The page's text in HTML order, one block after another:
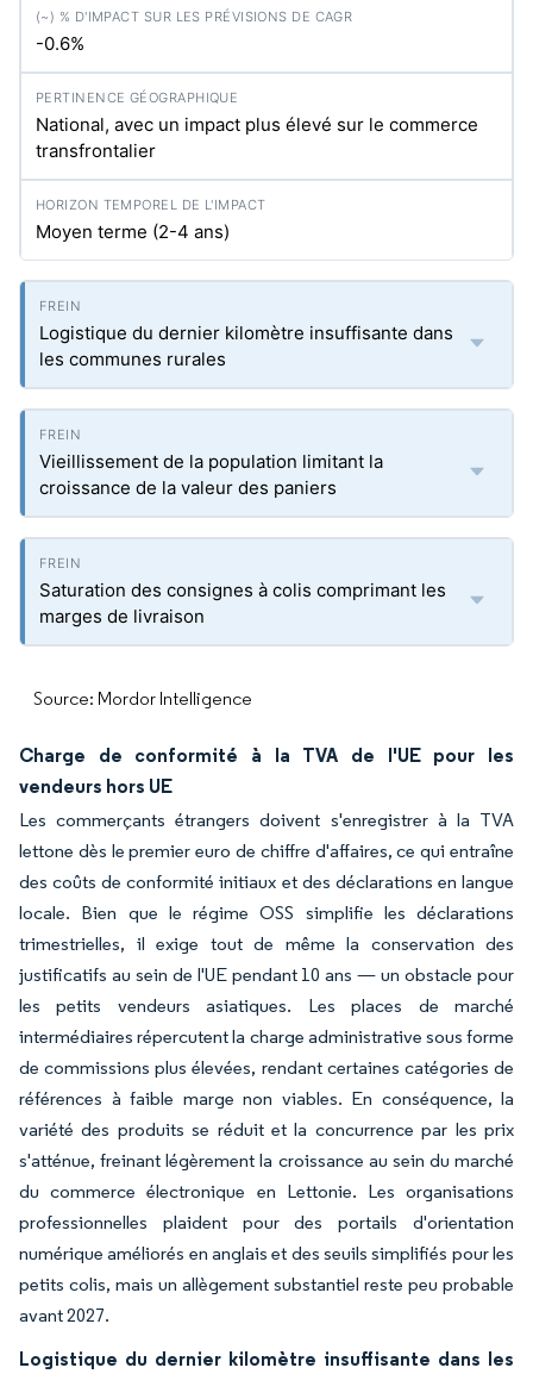
-0.6%
National, avec un impact plus élevé sur le commerce
transfrontalier
Moyen terme (2-4 ans)
Logistique du dernier kilomètre insuffisante dans
les communes rurales
Vieillissement de la population limitant la
croissance de la valeur des paniers
Saturation des consignes à colis comprimant les
marges de livraison
Source: Mordor Intelligence
Charge de conformité à la TVA de l'UE pour les
vendeurs hors UE
Les commerçants étrangers doivent s'enregistrer à la TVA
lettone dès le premier euro de chiffre d'affaires, ce qui entraîne
des coûts de conformité initiaux et des déclarations en langue
locale. Bien que le régime OSS simplifie les déclarations
trimestrielles, il exige tout de même la conservation des
justificatifs au sein de l'UE pendant 10 ans — un obstacle pour
les petits vendeurs asiatiques. Les places de marché
intermédiaires répercutent la charge administrative sous forme
de commissions plus élevées, rendant certaines catégories de
références à faible marge non viables. En conséquence, la
variété des produits se réduit et la concurrence par les prix
s'atténue, freinant légèrement la croissance au sein du marché
du commerce électronique en Lettonie. Les organisations
professionnelles plaident pour des portails d'orientation
numérique améliorés en anglais et des seuils simplifiés pour les
petits colis, mais un allègement substantiel reste peu probable
avant 2027.
Logistique du dernier kilomètre insuffisante dans les